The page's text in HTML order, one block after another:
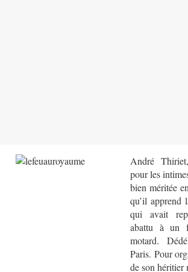
André
pour les
bien méritée
qu’il apprend
qui avait
abattu à un
motard.
Paris. Pour
de son héritier